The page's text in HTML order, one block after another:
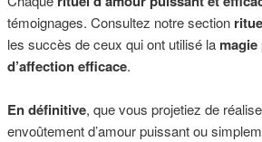
témoignages. Consultez notre section
les succès de ceux qui ont utilisé la
d’affection efficace.
En définitive, que vous projetiez de
envoûtement d’amour puissant ou